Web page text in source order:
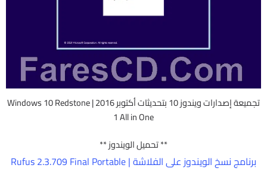
تجميعة إصدارات ويندوز 10 بتحديثات أكتوبر 2016 | Windows 10 Redstone
1 All in One
** تحميل الويندوز **
برنامج نسخ الويندوز على الفلاشة | Rufus 2.3.709 Final Portable